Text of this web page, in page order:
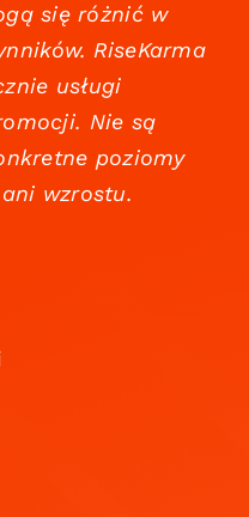
się różnić w
RiseKarma
usługi
Nie są
poziomy
wzrostu.